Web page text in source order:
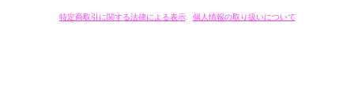
特定商取引に関する法律による表示/ 個人情報の取り扱いについて